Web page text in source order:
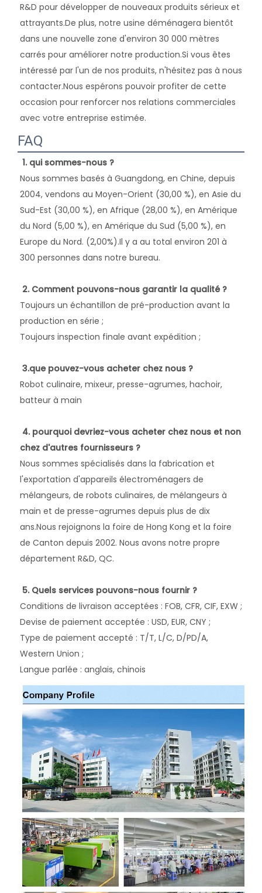
R&D pour développer de nouveaux produits sérieux et
attrayants.De plus, notre usine déménagera bientôt
dans une nouvelle zone d'environ 30 000 mètres
carrés pour améliorer notre production.Si vous êtes
intéressé par l'un de nos produits, n'hésitez pas à nous
contacter.Nous espérons pouvoir profiter de cette
occasion pour renforcer nos relations commerciales
avec votre entreprise estimée.
FAQ
1. qui sommes-nous ?
Nous sommes basés à Guangdong, en Chine, depuis
2004, vendons au Moyen-Orient (30,00 %), en Asie du
Sud-Est (30,00 %), en Afrique (28,00 %), en Amérique
du Nord (5,00 %), en Amérique du Sud (5,00 %), en
Europe du Nord. (2,00%).Il y a au total environ 201 à
300 personnes dans notre bureau.
2. Comment pouvons-nous garantir la qualité ?
Toujours un échantillon de pré-production avant la
production en série ;
Toujours inspection finale avant expédition ;
3.que pouvez-vous acheter chez nous ?
Robot culinaire, mixeur, presse-agrumes, hachoir,
batteur à main
4. pourquoi devriez-vous acheter chez nous et non
chez d'autres fournisseurs ?
Nous sommes spécialisés dans la fabrication et
l'exportation d'appareils électroménagers de
mélangeurs, de robots culinaires, de mélangeurs à
main et de presse-agrumes depuis plus de dix
ans.Nous rejoignons la foire de Hong Kong et la foire
de Canton depuis 2002. Nous avons notre propre
département R&D, QC.
5. Quels services pouvons-nous fournir ?
Devise de paiement acceptée : USD, EUR, CNY ;
Type de paiement accepté : T/T, L/C, D/PD/A,
Western Union ;
Langue parlée : anglais, chinois